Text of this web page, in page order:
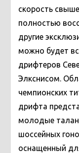
скорость
полностью
другие
можно будет
дрифтеров
Элкснисом.
чемпионских
дрифта
молодые
шоссейных
оснащенный